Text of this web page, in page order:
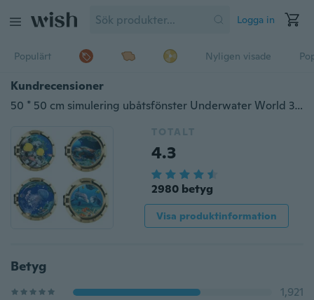
Logga in
Populärt Nyligen visade
Kundrecensioner
50 * 50 cm simulering ubåtsfönster Underwater World 3D väggdekaler
TOTALT
4.3
2980 betyg
Visa produktinformation
Betyg
1,921